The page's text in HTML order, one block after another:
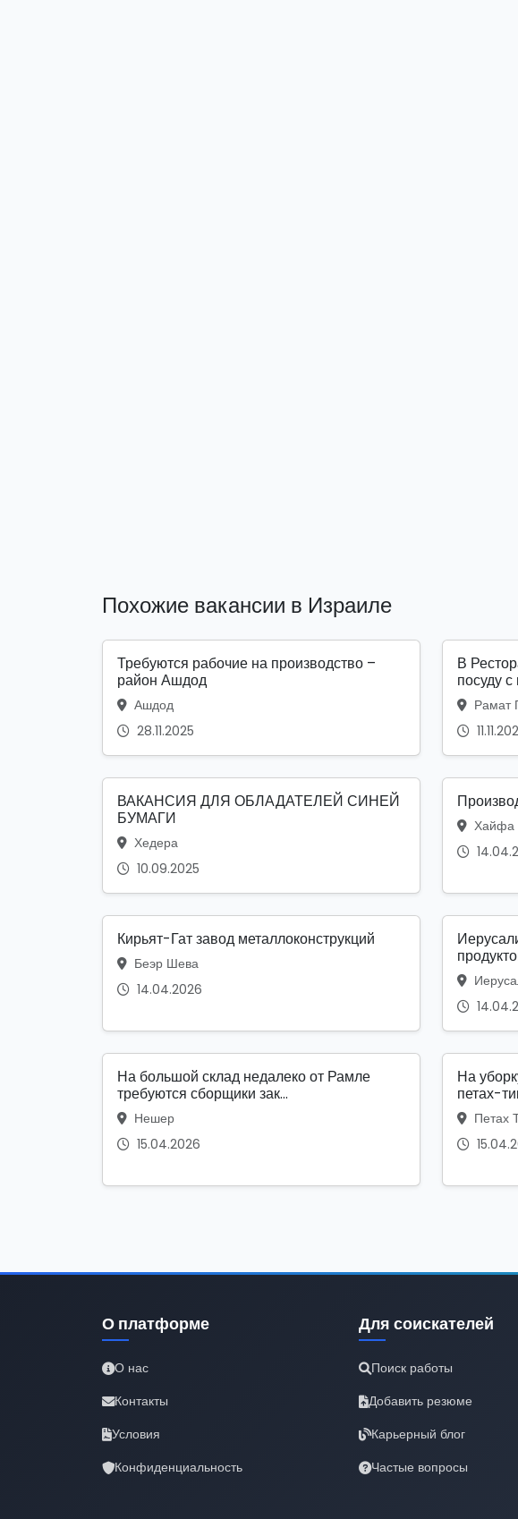
Похожие вакансии в Израиле
Требуются рабочие на производство –
район Ашдод
Ашдод
28.11.2025
В
посуду
Рамат
ВАКАНСИЯ ДЛЯ ОБЛАДАТЕЛЕЙ СИНЕЙ
БУМАГИ
Хедера
10.09.2025
Хайфа
Кирьят-Гат завод металлоконструкций
Беэр Шева
14.04.2026
На большой склад недалеко от Рамле
требуются сборщики зак...
Нешер
15.04.2026
На
петах-
Петах
О платформе
О нас
Контакты
Условия
Конфиденциальность
Для соискателей
Поиск работы
Добавить резюме
Карьерный блог
Частые вопросы